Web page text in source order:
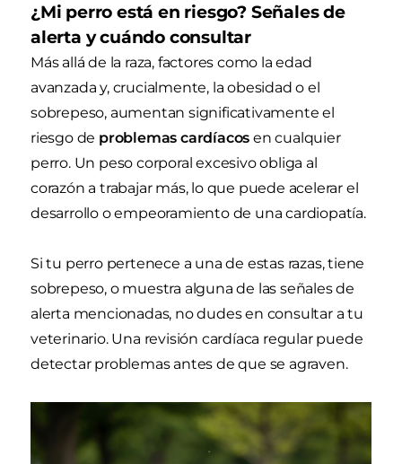
¿Mi perro está en riesgo? Señales de
alerta y cuándo consultar
Más allá de la raza, factores como la edad
avanzada y, crucialmente, la obesidad o el
sobrepeso, aumentan significativamente el
riesgo de problemas cardíacos en cualquier
perro. Un peso corporal excesivo obliga al
corazón a trabajar más, lo que puede acelerar el
desarrollo o empeoramiento de una cardiopatía.
Si tu perro pertenece a una de estas razas, tiene
sobrepeso, o muestra alguna de las señales de
alerta mencionadas, no dudes en consultar a tu
veterinario. Una revisión cardíaca regular puede
detectar problemas antes de que se agraven.